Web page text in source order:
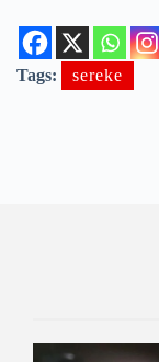
Tags: sereke